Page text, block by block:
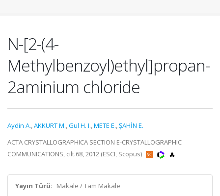
N-[2-(4-
Methylbenzoyl)ethyl]propan-
2aminium chloride
Aydin A.,AKKURT M.,Gul H. I.,METE E.,ŞAHİN E.
ACTA CRYSTALLOGRAPHICA SECTION E-CRYSTALLOGRAPHIC
COMMUNICATIONS, cilt.68, 2012 (ESCI, Scopus)
Yayın Türü: Makale / Tam Makale